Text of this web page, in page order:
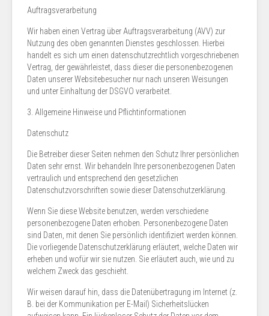
Auftragsverarbeitung
Wir haben einen Vertrag über Auftragsverarbeitung (AVV) zur
Nutzung des oben genannten Dienstes geschlossen. Hierbei
handelt es sich um einen datenschutzrechtlich vorgeschriebenen
Vertrag, der gewährleistet, dass dieser die personenbezogenen
Daten unserer Websitebesucher nur nach unseren Weisungen
und unter Einhaltung der DSGVO verarbeitet.
3. Allgemeine Hinweise und Pflicht­informationen
Datenschutz
Die Betreiber dieser Seiten nehmen den Schutz Ihrer persönlichen
Daten sehr ernst. Wir behandeln Ihre personenbezogenen Daten
vertraulich und entsprechend den gesetzlichen
Datenschutzvorschriften sowie dieser Datenschutzerklärung.
Wenn Sie diese Website benutzen, werden verschiedene
personenbezogene Daten erhoben. Personenbezogene Daten
sind Daten, mit denen Sie persönlich identifiziert werden können.
Die vorliegende Datenschutzerklärung erläutert, welche Daten wir
erheben und wofür wir sie nutzen. Sie erläutert auch, wie und zu
welchem Zweck das geschieht.
Wir weisen darauf hin, dass die Datenübertragung im Internet (z.
B. bei der Kommunikation per E-Mail) Sicherheitslücken